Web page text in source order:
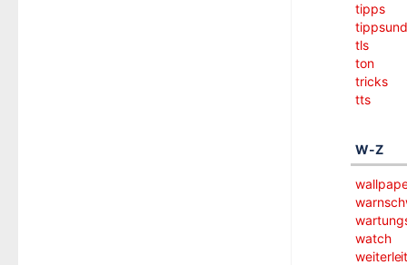
tipps
tls
ton
tricks
tts
W-Z
watch